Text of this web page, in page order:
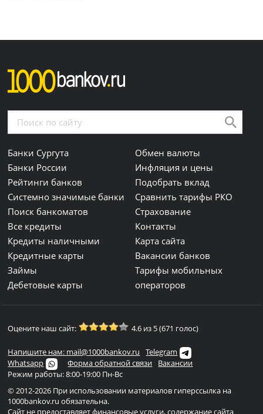
Банки Сургута
Банки России
Рейтинги банков
Системно значимые банки
Поиск банкоматов
Все кредиты
Кредиты наличными
Кредитные карты
Займы
Дебетовые карты
Обмен валюты
Инфляция и цены
Подобрать вклад
Сравнить тарифы РКО
Страхование
Контакты
Карта сайта
Вакансии банков
Тарифы мобильных
операторов
Оцените наш сайт: 4.6 из 5 (671 голос)
Напишите нам: mail@1000bankov.ru
Telegram
Whatsapp
Форма обратной связи
Вакансии
Режим работы: 8:00-19:00 Пн-Вс
© 2012-2026 При использовании материалов гиперссылка на
1000bankov.ru обязательна.
Сайт не предоставляет финансовые услуги, содержание сайта